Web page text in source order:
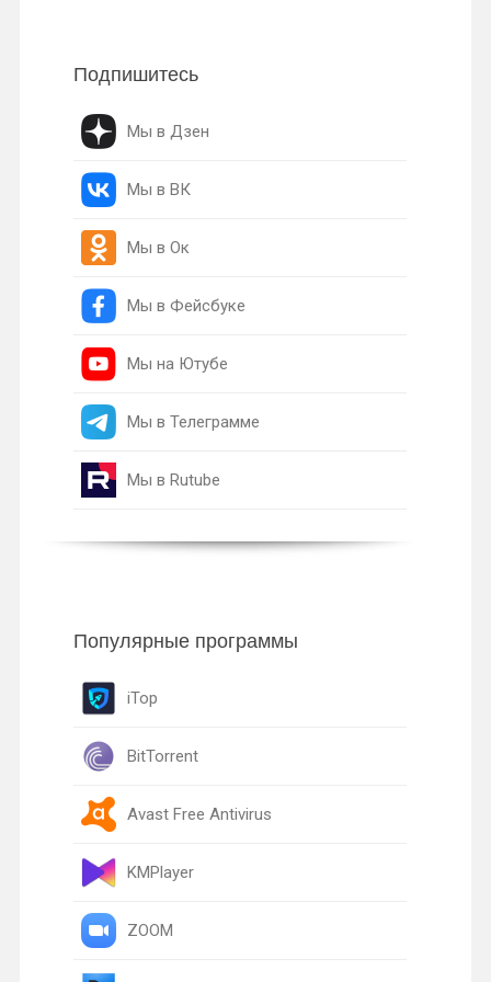
Подпишитесь
Мы в Дзен
Мы в ВК
Мы в Ок
Мы в Фейсбуке
Мы на Ютубе
Мы в Телеграмме
Мы в Rutube
Популярные программы
iTop
BitTorrent
Avast Free Antivirus
KMPlayer
ZOOM